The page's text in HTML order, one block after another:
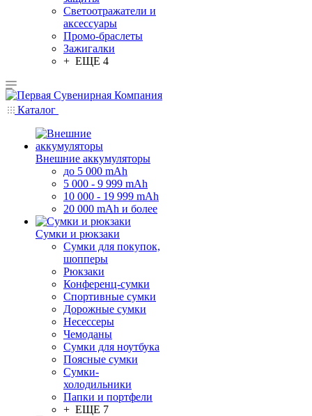
Светоотражатели и
аксессуары
Промо-браслеты
Зажигалки
+ ЕЩЕ 4
Каталог
Внешние аккумуляторы
до 5 000 mAh
5 000 - 9 999 mAh
10 000 - 19 999 mAh
20 000 mAh и более
Сумки и рюкзаки
Сумки для покупок,
шопперы
Рюкзаки
Конференц-сумки
Спортивные сумки
Дорожные сумки
Несессеры
Чемоданы
Сумки для ноутбука
Поясные сумки
Сумки-
холодильники
Папки и портфели
+ ЕЩЕ 7